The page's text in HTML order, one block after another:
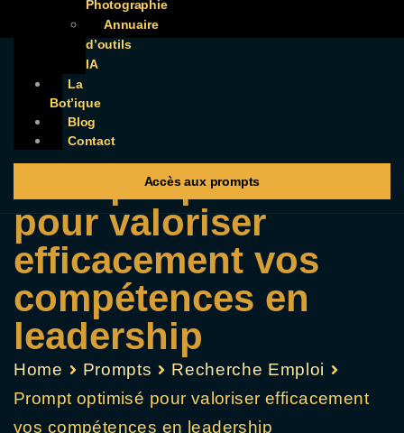
Photographie
Annuaire
d’outils
IA
La
Bot’ique
Blog
Contact
Accès aux prompts
Prompt optimisé
pour valoriser
efficacement vos
compétences en
leadership
Home Prompts
Recherche Emploi
Prompt optimisé pour valoriser efficacement
vos compétences en leadership